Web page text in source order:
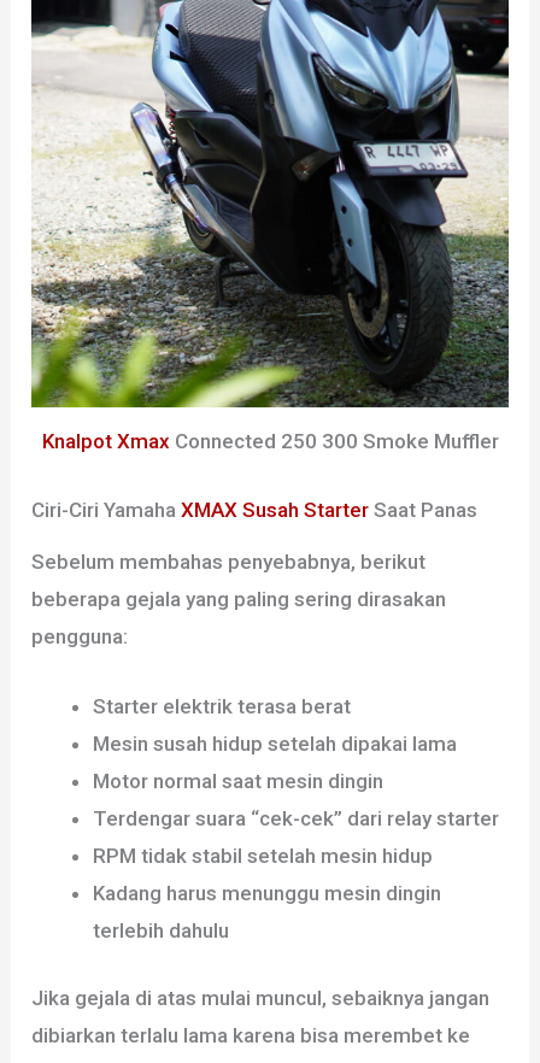
Knalpot Xmax Connected 250 300 Smoke Muffler
Ciri-Ciri YamahaXMAX Susah Starter Saat Panas
Sebelum membahas penyebabnya, berikut
beberapa gejala yang paling sering dirasakan
pengguna:
Starter elektrik terasa berat
Mesin susah hidup setelah dipakai lama
Motor normal saat mesin dingin
Terdengar suara “cek-cek” dari relay starter
RPM tidak stabil setelah mesin hidup
Kadang harus menunggu mesin dingin
terlebih dahulu
Jika gejala di atas mulai muncul, sebaiknya jangan
dibiarkan terlalu lama karena bisa merembet ke